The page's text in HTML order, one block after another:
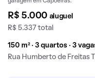
garagem em Capoeiras.
R$ 5.000 aluguel
R$ 5.337 total
150 m² · 3 quartos · 3
Rua Humberto de Freitas